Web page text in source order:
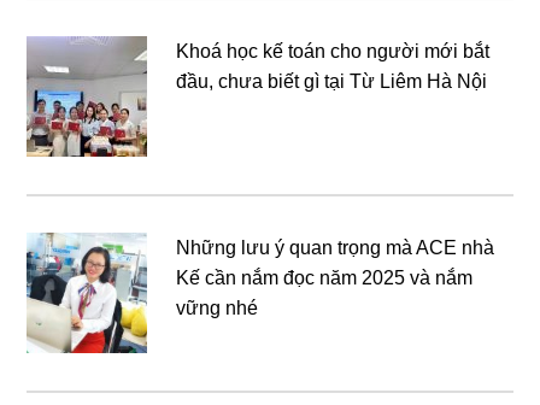
Khoá học kế toán cho người mới bắt
đầu, chưa biết gì tại Từ Liêm Hà Nội
Những lưu ý quan trọng mà ACE nhà
Kế cần nắm đọc năm 2025 và nắm
vững nhé